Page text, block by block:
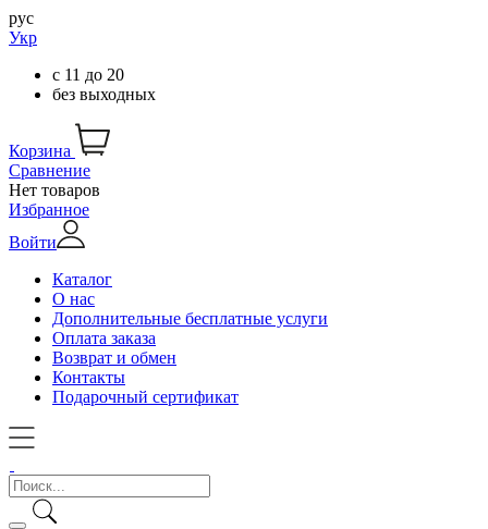
рус
Укр
с 11 до 20
без выходных
Корзина
Сравнение
Нет товаров
Избранное
Войти
Каталог
О нас
Дополнительные бесплатные услуги
Оплата заказа
Возврат и обмен
Контакты
Подарочный сертификат